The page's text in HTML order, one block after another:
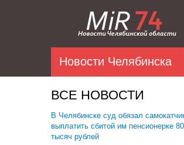
Новости Челябинска
ВСЕ НОВОСТИ
В Челябинске суд обязал
выплатить сбитой им пенсионерке 80
тысяч рублей